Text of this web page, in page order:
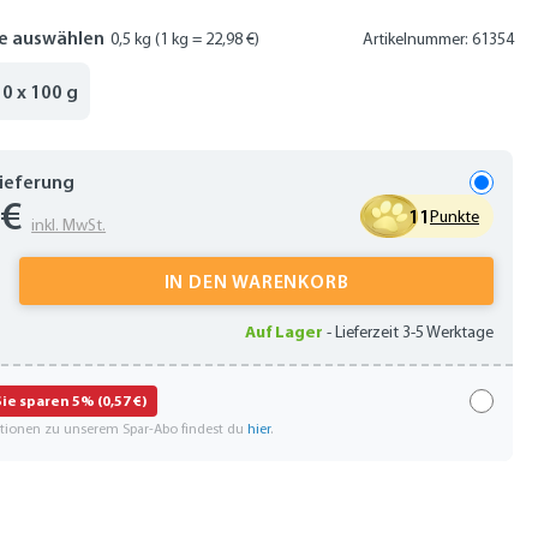
auswählen 0,5 kg(1 kg = 22,98 €) Artikelnummer: 61354
x 100 g
inkl. MwSt. 11Punkte
Gib den gewünschten Wert ein
IN DEN WARENKORB
Auf Lager -Lieferzeit 3-5 Werktage
sparen 5% (0,57 €)
zu unserem Spar-Abo findest duhier.